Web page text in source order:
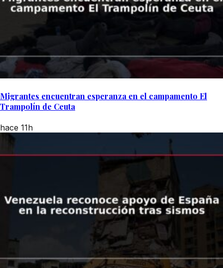
Migrantes encuentran esperanza en el campamento El
Trampolín de Ceuta
hace 11h